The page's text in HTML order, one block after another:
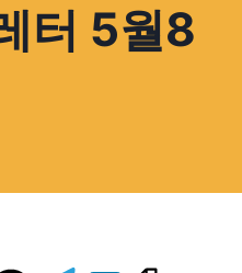
터 5월8